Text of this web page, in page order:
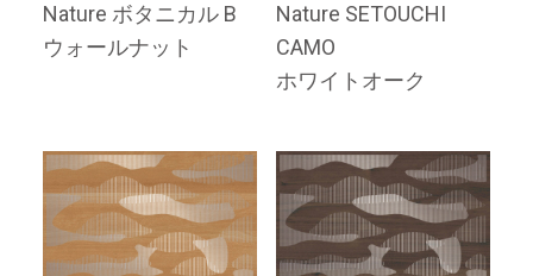
Nature ボタニカル B
ウォールナット
Nature SETOUCHI
CAMO
ホワイトオーク